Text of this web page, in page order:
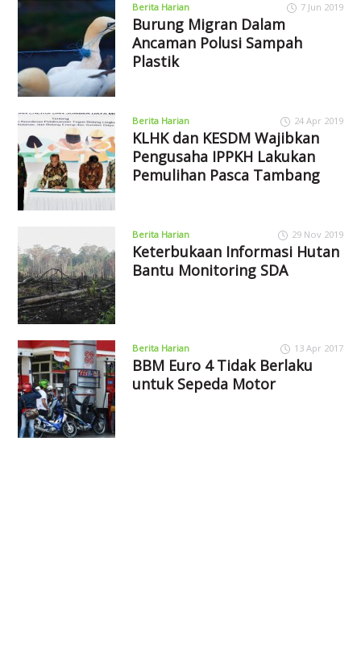
Berita Harian 7 Jun 2019
Burung Migran Dalam
Ancaman Polusi Sampah
Plastik
Berita Harian 24 Apr 2019
KLHK dan KESDM Wajibkan
Pengusaha IPPKH Lakukan
Pemulihan Pasca Tambang
Berita Harian 29 Nov 2019
Keterbukaan Informasi Hutan
Bantu Monitoring SDA
Berita Harian 13 Apr 2017
BBM Euro 4 Tidak Berlaku
untuk Sepeda Motor